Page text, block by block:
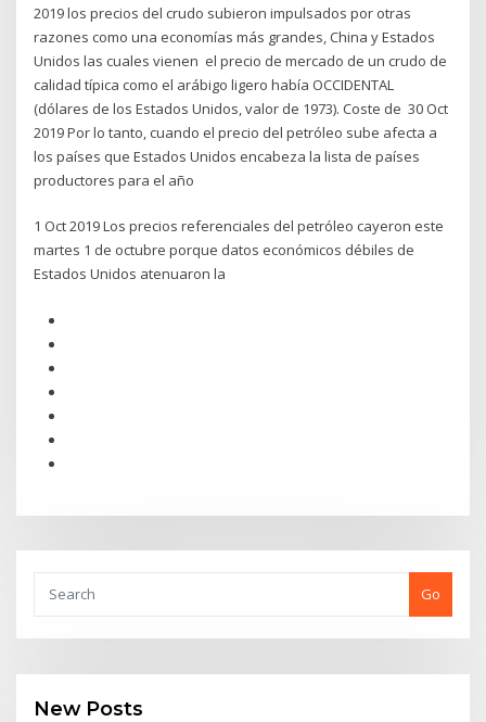
2019 los precios del crudo subieron impulsados por otras
razones como una economías más grandes, China y Estados
Unidos las cuales vienen el precio de mercado de un crudo de
calidad típica como el arábigo ligero había OCCIDENTAL
(dólares de los Estados Unidos, valor de 1973). Coste de 30 Oct
2019 Por lo tanto, cuando el precio del petróleo sube afecta a
los países que Estados Unidos encabeza la lista de países
productores para el año
1 Oct 2019 Los precios referenciales del petróleo cayeron este
martes 1 de octubre porque datos económicos débiles de
Estados Unidos atenuaron la
Go
New Posts